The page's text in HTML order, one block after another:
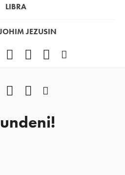
LIBRA
JEZUSIN
Instagram
YouTubeInstagram